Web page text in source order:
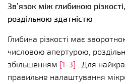
Зв’язок між глибиною
роздільною здатністю
Глибина різкості має
числовою апертурою,
збільшенням [1-3] . Для
правильне налаштування